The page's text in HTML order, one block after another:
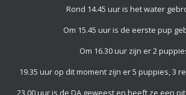
Rond 14.45 uur is het water
Om 15.45 uur is de eerste pup
Om 16.30 uur zijn er 2
19.35 uur op dit moment zijn er 5 puppies, 3
23.00 uur is de DA geweest en heeft ze een